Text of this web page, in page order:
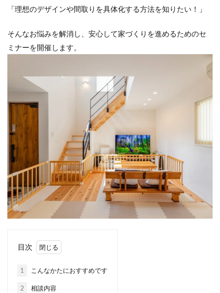
「理想のデザインや間取りを具体化する方法を知りたい！」
そんなお悩みを解消し、安心して家づくりを進めるためのセ
ミナーを開催します。
目次
1 こんなかたにおすすめです
2 相談内容